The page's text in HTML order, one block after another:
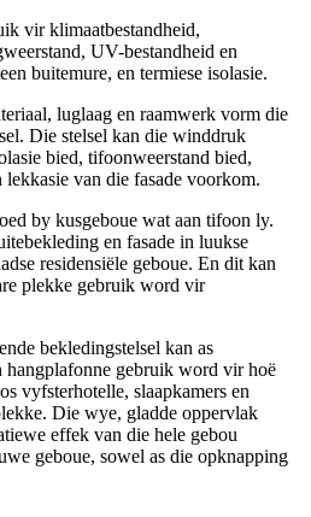
vir klimaatbestandheid,
UV-bestandheid en
buitemure, en termiese isolasie.
luglaag en raamwerk vorm die
Die stelsel kan die winddruk
bied, tifoonweerstand bied,
van die fasade voorkom.
by kusgeboue wat aan tifoon ly.
en fasade in luukse
residensiële geboue. En dit kan
plekke gebruik word vir
bekledingstelsel kan as
hangplafonne gebruik word vir hoë
vyfsterhotelle, slaapkamers en
Die wye, gladde oppervlak
effek van die hele gebou
geboue, sowel as die opknapping